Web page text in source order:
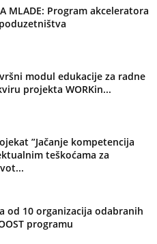
MLADE: Program akceleratora
modul edukacije za radne
projekta WORKin...
”Jačanje kompetencija
teškoćama za
od 10 organizacija odabranih
programu